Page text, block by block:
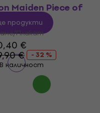
Maiden Piece of
Знаме
Плакат
€
€
- 32 %
В наличност
продукти